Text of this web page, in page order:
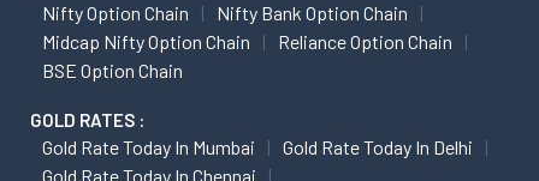
Nifty Option Chain
Nifty Bank Option Chain
Midcap Nifty Option Chain
Reliance Option Chain
BSE Option Chain
GOLD RATES :
Gold Rate Today In Mumbai
Gold Rate Today In Delhi
Gold Rate Today In Chennai